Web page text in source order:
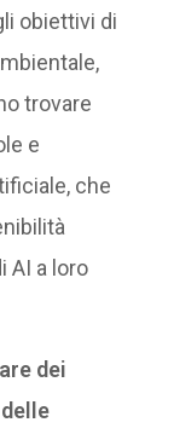
obiettivi di
trovare
e
che
AI a loro
dei